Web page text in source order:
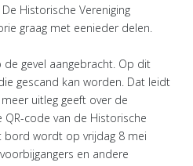
Historische Vereniging
graag met eenieder delen.
de gevel aangebracht. Op dit
gescand kan worden. Dat leidt
uitleg geeft over de
code van de Historische
bord wordt op vrijdag 8 mei
en andere